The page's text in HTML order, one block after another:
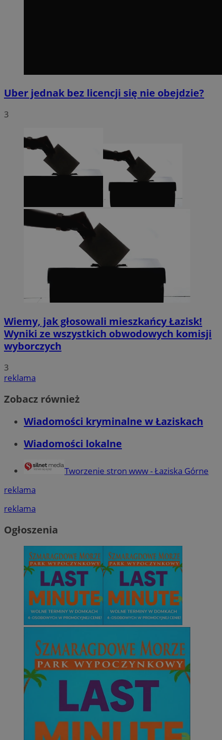
Uber jednak bez licencji się nie obejdzie?
3
Wiemy, jak głosowali mieszkańcy Łazisk!
Wyniki ze wszystkich obwodowych komisji
wyborczych
3
reklama
Zobacz również
Wiadomości kryminalne w Łaziskach
Wiadomości lokalne
Tworzenie stron www - Łaziska Górne
reklama
reklama
Ogłoszenia